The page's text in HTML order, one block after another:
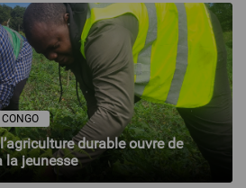
durable ouvre de
la jeunesse